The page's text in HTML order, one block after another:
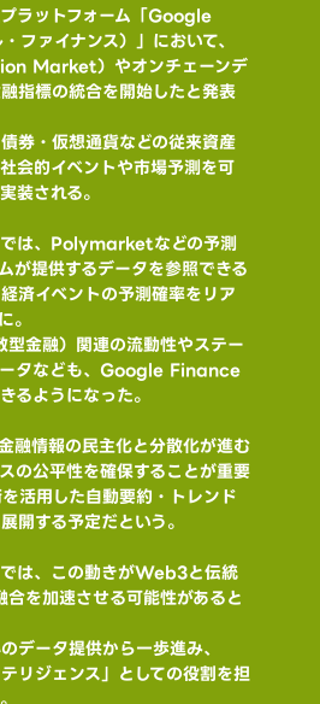
ラットフォーム「Google
ファイナンス）」において、
Market）やオンチェーンデ
指標の統合を開始したと発表
券・仮想通貨などの従来資産
会的イベントや市場予測を可
装される。
は、Polymarketなどの予測
が提供するデータを参照できる
済イベントの予測確率をリア
。
金融）関連の流動性やステー
ータなども、Google Finance
るようになった。
融情報の民主化と分散化が進む
の公平性を確保することが重要
活用した自動要約・トレンド
開する予定だという。
は、この動きがWeb3と伝統
を加速させる可能性があると
データ提供から一歩進み、
リジェンス」としての役割を担